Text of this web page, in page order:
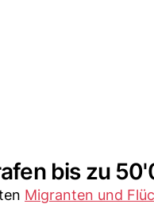
bis zu
Migranten und